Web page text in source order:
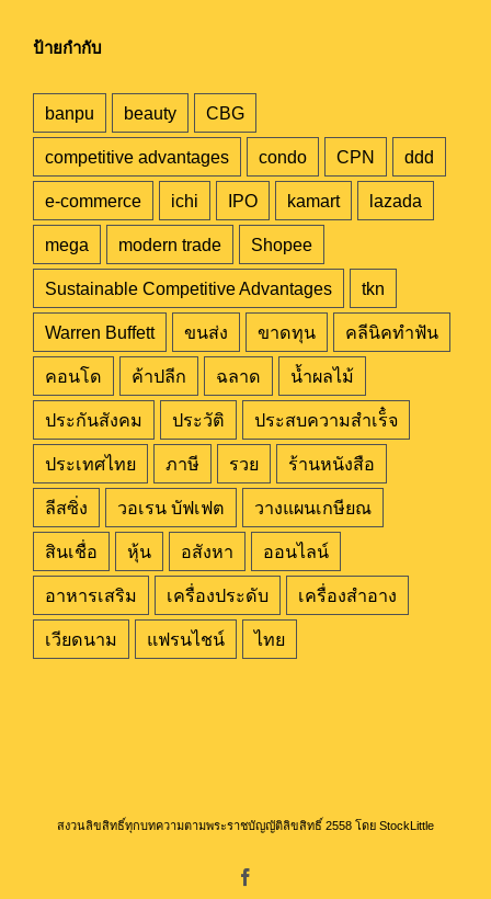
ป้ายกำกับ
banpu beauty CBG
competitive advantages condo CPN ddd
e-commerce ichi IPO kamart lazada
mega modern trade Shopee
Sustainable Competitive Advantages tkn
Warren Buffett ขนส่ง ขาดทุน คลีนิคทำฟัน
คอนโด ค้าปลีก ฉลาด น้ำผลไม้
ประกันสังคม ประวัติ ประสบความสำเร็๋จ
ประเทศไทย ภาษี รวย ร้านหนังสือ
ลีสซิ่ง วอเรน บัฟเฟต วางแผนเกษียณ
สินเชื่อ หุ้น อสังหา ออนไลน์
อาหารเสริม เครื่องประดับ เครื่องสำอาง
เวียดนาม แฟรนไชน์ ไทย
สงวนลิขสิทธิ์ทุกบทความตามพระราชบัญญัติลิขสิทธิ์ 2558 โดย StockLittle